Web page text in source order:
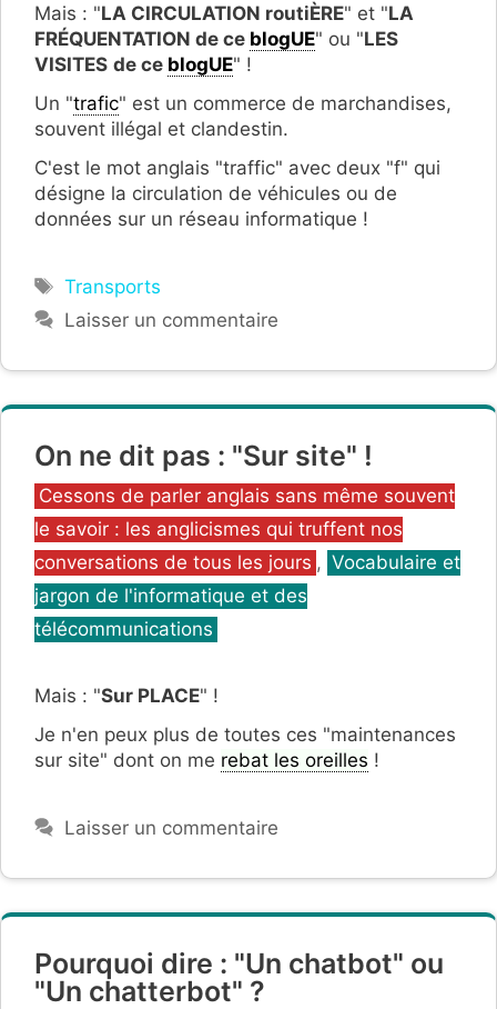
Mais : "LA CIRCULATION routiÈRE" et "LA
FRÉQUENTATION de ce blogUE" ou "LES
VISITES de ce blogUE" !
Un "trafic" est un commerce de marchandises,
souvent illégal et clandestin.
C'est le mot anglais "traffic" avec deux "f" qui
désigne la circulation de véhicules ou de
données sur un réseau informatique !
Étiquettes
Transports
Laisser un commentaire
On ne dit pas : "Sur site" !
Catégories
Cessons de parler anglais sans même souvent
le savoir : les anglicismes qui truffent nos
conversations de tous les jours , Vocabulaire et
jargon de l'informatique et des
télécommunications
Mais : "Sur PLACE" !
Je n'en peux plus de toutes ces "maintenances
sur site" dont on me rebat les oreilles !
Laisser un commentaire
Pourquoi dire : "Un chatbot" ou
"Un chatterbot" ?